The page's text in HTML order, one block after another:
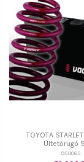
TOYOTA
Ültetőrugó
959065